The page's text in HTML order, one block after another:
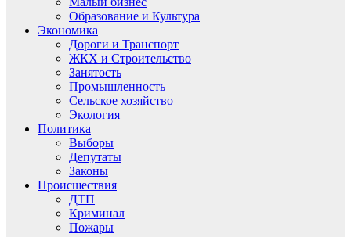
Образование и Культура
Экономика
Дороги и Транспорт
ЖКХ и Строительство
Занятость
Промышленность
Сельское хозяйство
Экология
Политика
Выборы
Депутаты
Законы
Происшествия
ДТП
Криминал
Пожары